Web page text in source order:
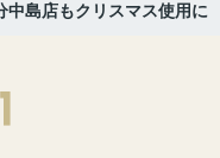
中島店もクリスマス使用に